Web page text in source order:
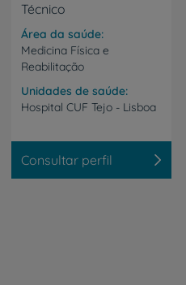
Técnico
Área da saúde
Medicina Física e
Reabilitação
Unidades de saúde
Hospital CUF Tejo - Lisboa
Consultar perfil